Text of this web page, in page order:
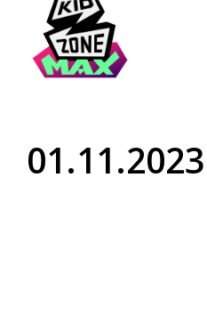
01.11.2023